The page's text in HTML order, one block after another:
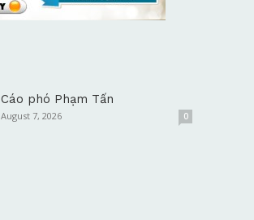
Cáo phó Phạm Tấn
August 7, 2026 0